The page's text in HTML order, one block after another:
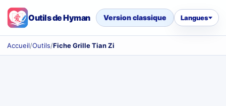
Outils de Hyman Version classique Langues
Accueil/Outils/Fiche Grille Tian Zi